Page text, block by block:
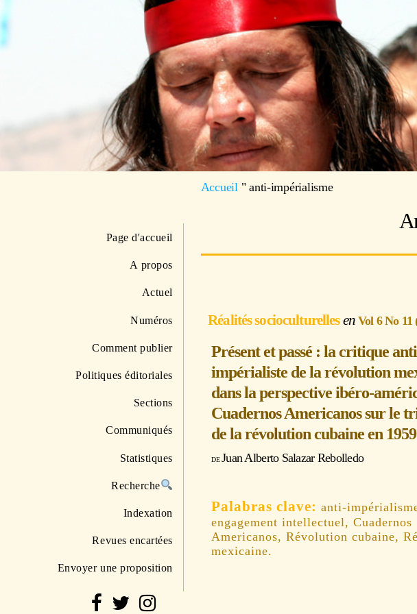
Page d'accueil
A propos
Actuel
Numéros
Comment publier
Politiques éditoriales
Sections
Communiqués
Statistiques
Recherche
Indexation
Revues encartées
Envoyer une proposition
Accueil"anti-impérialisme
Réalités socioculturelles Vol 6 No 11
Présent et passé : la critique
impérialiste de la révolution
dans la perspective ibéro-
Cuadernos Americanos sur le
de la révolution cubaine en 1959
Juan Alberto Salazar Rebolledo
anti-
engagement intellectuel, Cuadernos
Americanos, Révolution cubaine,
mexicaine.